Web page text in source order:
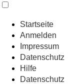
Startseite
Anmelden
Impressum
Datenschutz
Hilfe
Datenschutz